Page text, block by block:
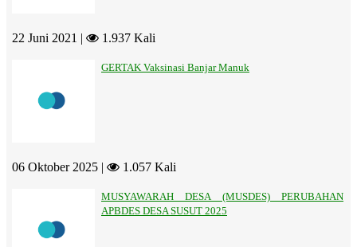
22 Juni 2021 | 1.937 Kali
GERTAK Vaksinasi Banjar Manuk
06 Oktober 2025 | 1.057 Kali
MUSYAWARAH DESA (MUSDES) PERUBAHAN
APBDES DESA SUSUT 2025